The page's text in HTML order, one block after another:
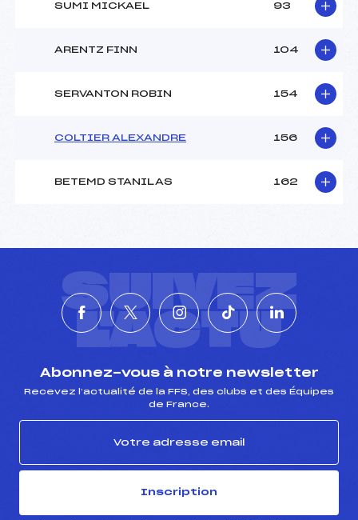
SUMI MICKAEL 93
ARENTZ FINN 104
SERVANTON ROBIN 154
COLTIER ALEXANDRE 156
BETEMD STANILAS 162
SUIVEZ
L'ACTU
Abonnez-vous à notre newsletter
Recevez l’actualité de la FFS, des clubs et des Équipes
de France.
Inscription